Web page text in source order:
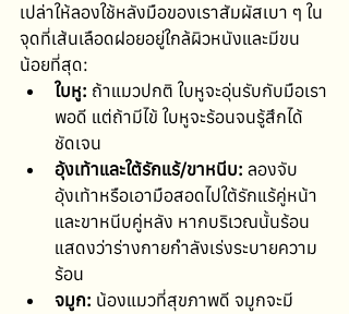
เปล่าให้ลองใช้หลังมือของเราสัมผัสเบา ๆ ใน
จุดที่เส้นเลือดฝอยอยู่ใกล้ผิวหนังและมีขน
น้อยที่สุด:
ใบหู: ถ้าแมวปกติ ใบหูจะอุ่นรับกับมือเรา
พอดี แต่ถ้ามีไข้ ใบหูจะร้อนจนรู้สึกได้
ชัดเจน
อุ้งเท้าและใต้รักแร้/ขาหนีบ: ลองจับ
อุ้งเท้าหรือเอามือสอดไปใต้รักแร้คู่หน้า
และขาหนีบคู่หลัง หากบริเวณนั้นร้อน
แสดงว่าร่างกายกำลังเร่งระบายความ
ร้อน
จมูก: น้องแมวที่สุขภาพดี จมูกจะมี